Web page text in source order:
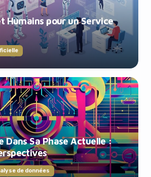
Humains pour un Service
Dans Sa Phase Actuelle :
de données